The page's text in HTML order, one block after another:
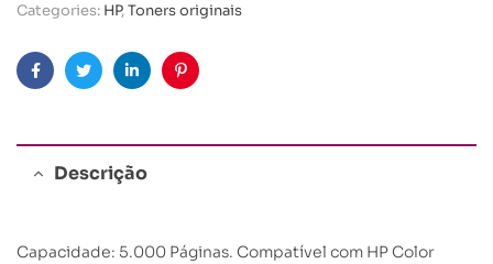
Categories: HP,Toners originais
FacebookTwitterLinkedinPinterest
Descrição
Capacidade: 5.000 Páginas. Compatível com HP Color